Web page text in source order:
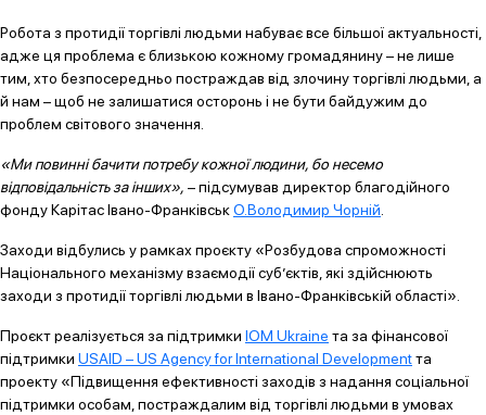
Робота з протидії торгівлі людьми набуває все більшої актуальності,
адже ця проблема є близькою кожному громадянину – не лише
тим, хто безпосередньо постраждав від злочину торгівлі людьми, а
й нам – щоб не залишатися осторонь і не бути байдужим до
проблем світового значення.
«Ми повинні бачити потребу кожної людини, бо несемо
відповідальність за інших», – підсумував директор благодійного
фонду Карітас Івано-ФранківськО.Володимир Чорній
Заходи відбулись у рамках проєкту «Розбудова спроможності
Національного механізму взаємодії суб’єктів, які здійснюють
заходи з протидії торгівлі людьми в Івано-Франківській області».
Проєкт реалізується за підтримки IOM Ukraine та за фінансової
підтримки USAID – US Agency for International Developmentта
проекту «Підвищення ефективності заходів з надання соціальної
підтримки особам, постраждалим від торгівлі людьми в умовах